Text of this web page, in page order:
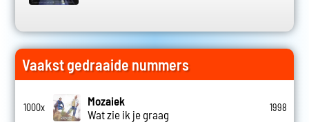
Vaakst gedraaide nummers
1000x
Mozaiek
Wat zie ik je graag
1998